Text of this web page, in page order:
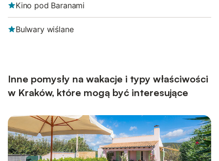
Kino pod Baranami
Bulwary wiślane
Inne pomysły na wakacje i typy właściwości
w Kraków, które mogą być interesujące